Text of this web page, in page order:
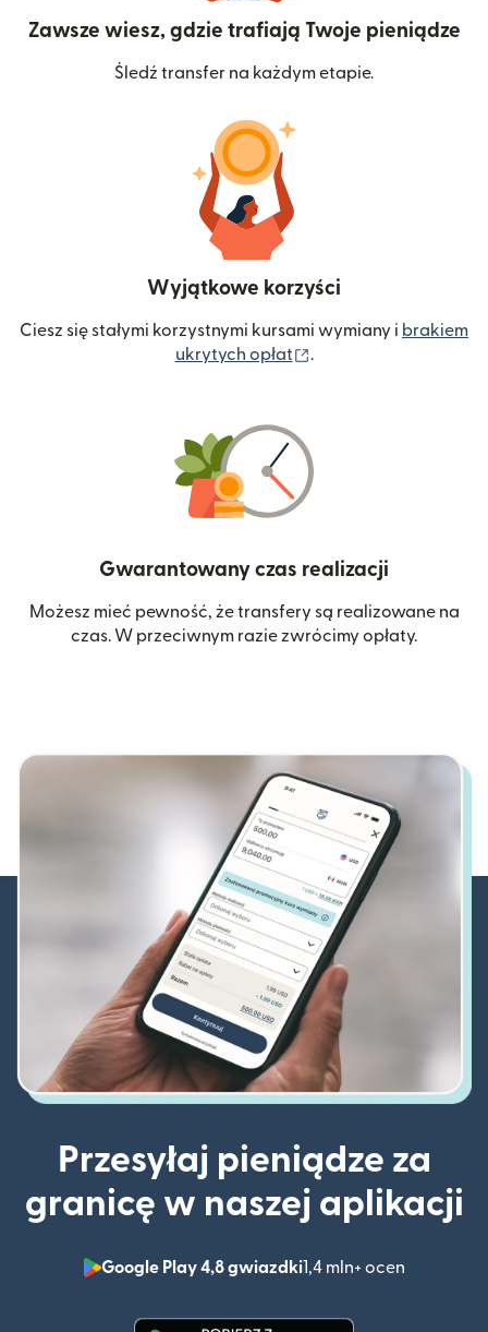
Zawsze wiesz, gdzie trafiają Twoje pieniądze
Śledź transfer na każdym etapie.
Wyjątkowe korzyści
Ciesz się stałymi korzystnymi kursami wymiany i brakiem
ukrytych opłat
.
Gwarantowany czas realizacji
Możesz mieć pewność, że transfery są realizowane na
czas. W przeciwnym razie zwrócimy opłaty.
Przesyłaj pieniądze za
granicę w naszej aplikacji
Google Play 4,8 gwiazdki1,4 mln+ ocen
(otwiera